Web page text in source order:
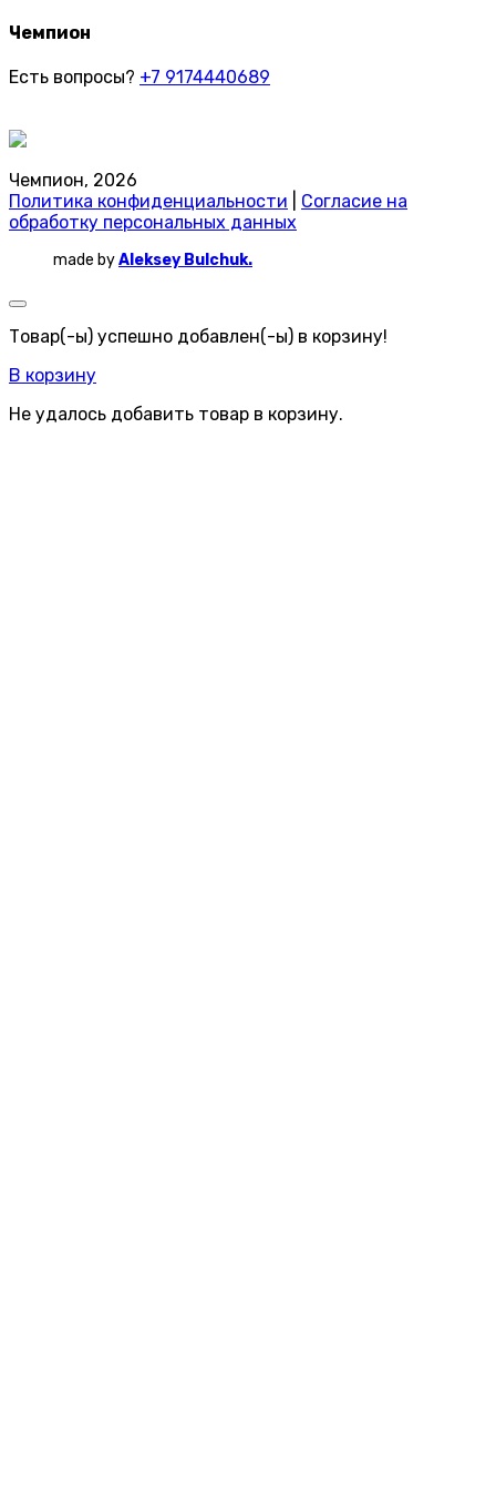
Чемпион
Есть вопросы? +7 9174440689
Чемпион, 2026
Политика конфиденциальности
Согласие на
обработку персональных данных
made byAleksey Bulchuk.
Товар(-ы) успешно добавлен(-ы) в корзину!
В корзину
Не удалось добавить товар в корзину.